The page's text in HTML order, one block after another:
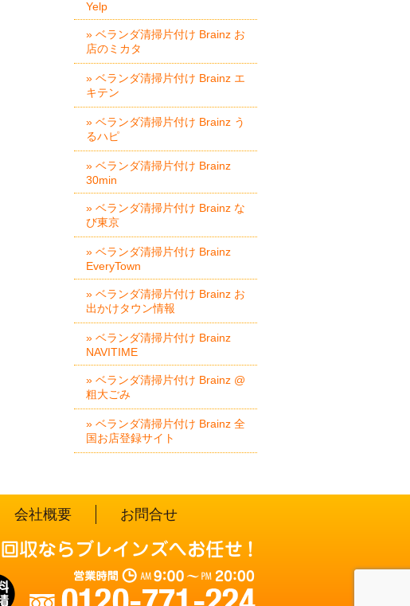
Yelp
» ベランダ清掃片付け Brainz お
店のミカタ
» ベランダ清掃片付け Brainz エ
キテン
» ベランダ清掃片付け Brainz う
るハピ
» ベランダ清掃片付け Brainz
30min
» ベランダ清掃片付け Brainz な
び東京
» ベランダ清掃片付け Brainz
EveryTown
» ベランダ清掃片付け Brainz お
出かけタウン情報
» ベランダ清掃片付け Brainz
NAVITIME
» ベランダ清掃片付け Brainz @
粗大ごみ
» ベランダ清掃片付け Brainz 全
国お店登録サイト
会社概要 お問合せ